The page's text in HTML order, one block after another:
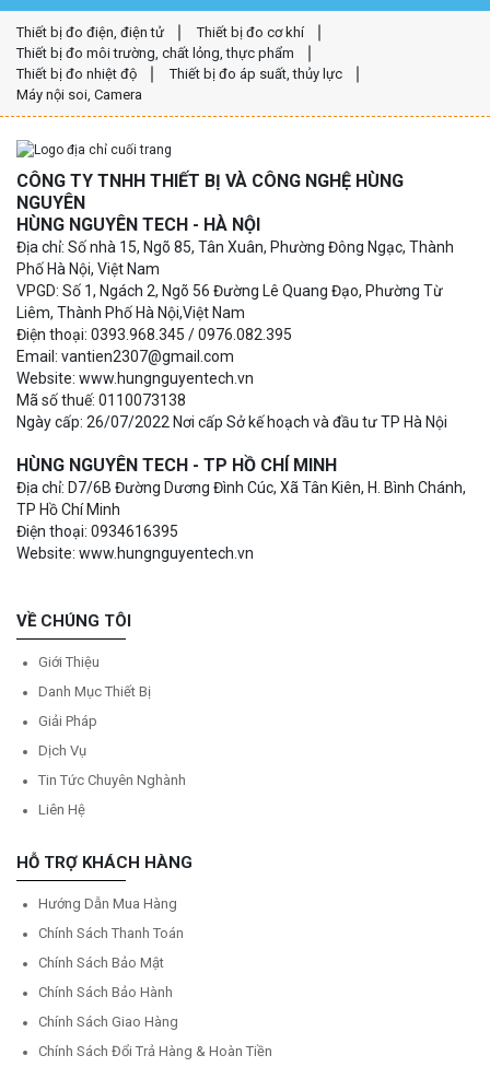
Thiết bị đo điện, điện tử
Thiết bị đo cơ khí
Thiết bị đo môi trường, chất lỏng, thực phẩm
Thiết bị đo nhiệt độ
Thiết bị đo áp suất, thủy lực
Máy nội soi, Camera
CÔNG TY TNHH THIẾT BỊ VÀ CÔNG NGHỆ HÙNG
NGUYÊN
HÙNG NGUYÊN TECH - HÀ NỘI
Địa chỉ: Số nhà 15, Ngõ 85, Tân Xuân, Phường Đông Ngạc, Thành
Phố Hà Nội, Việt Nam
VPGD: Số 1, Ngách 2, Ngõ 56 Đường Lê Quang Đạo, Phường Từ
Liêm, Thành Phố Hà Nội,Việt Nam
Điện thoại: 0393.968.345 / 0976.082.395
Email: vantien2307@gmail.com
Website: www.hungnguyentech.vn
Mã số thuế: 0110073138
Ngày cấp: 26/07/2022 Nơi cấp Sở kế hoạch và đầu tư TP Hà Nội
HÙNG NGUYÊN TECH - TP HỒ CHÍ MINH
Địa chỉ: D7/6B Đường Dương Đình Cúc, Xã Tân Kiên, H. Bình Chánh,
TP Hồ Chí Minh
Điện thoại: 0934616395
Website: www.hungnguyentech.vn
VỀ CHÚNG TÔI
Giới Thiệu
Danh Mục Thiết Bị
Giải Pháp
Dịch Vụ
Tin Tức Chuyên Nghành
Liên Hệ
HỖ TRỢ KHÁCH HÀNG
Hướng Dẫn Mua Hàng
Chính Sách Thanh Toán
Chính Sách Bảo Mật
Chính Sách Bảo Hành
Chính Sách Giao Hàng
Chính Sách Đổi Trả Hàng & Hoàn Tiền